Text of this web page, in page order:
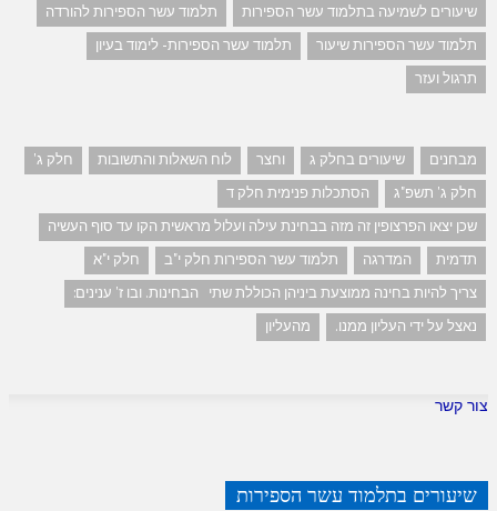
שיעורים לשמיעה בתלמוד עשר הספירות
תלמוד עשר הספירות להורדה
תלמוד עשר הספירות שיעור
תלמוד עשר הספירות- לימוד בעיון
תרגול ועזר
מבחנים שיעורים בחלק ג וחצר לוח השאלות והתשובות
חלק ג'
חלק ג' תשפ"ג
הסתכלות פנימית חלק ד
שכן יצאו הפרצופין זה מזה בבחינת עילה ועלול מראשית הקו עד סוף העשיה
תדמית
המדרגה תלמוד עשר הספירות חלק י"ב
חלק י"א
צריך להיות בחינה ממוצעת ביניהן הכוללת שתי הבחינות. ובו ז' ענינים:
נאצל על ידי העליון ממנו.
מהעליון
צור קשר
שיעורים בתלמוד עשר הספירות